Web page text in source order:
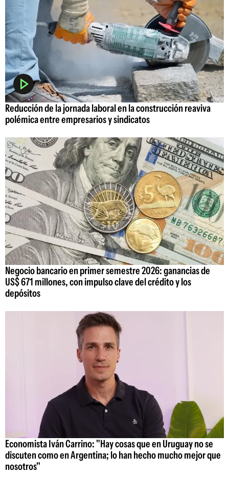
Reducción de la jornada laboral en la construcción reaviva
polémica entre empresarios y sindicatos
Negocio bancario en primer semestre 2026: ganancias de
US$ 671 millones, con impulso clave del crédito y los
depósitos
Economista Iván Carrino: "Hay cosas que en Uruguay no se
discuten como en Argentina; lo han hecho mucho mejor que
nosotros"